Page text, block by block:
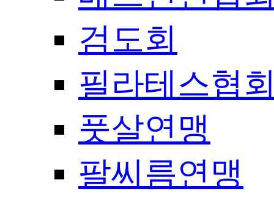
검도회
필라테스협
풋살연맹
팔씨름연맹